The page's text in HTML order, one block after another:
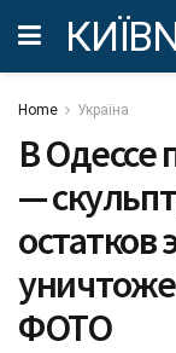
Home Україна
В Одессе
—
остатков
ФОТО